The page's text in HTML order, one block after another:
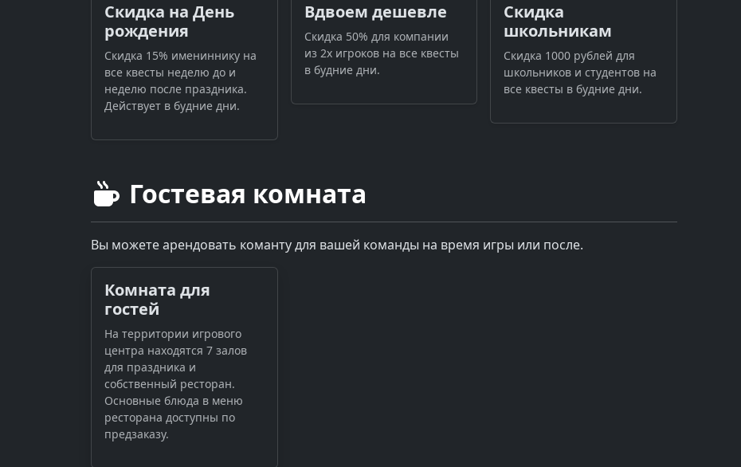
Скидка на День
рождения
Скидка 15% имениннику на
все квесты неделю до и
неделю после праздника.
Действует в будние дни.
Вдвоем дешевле
Скидка 50% для компании
из 2х игроков на все квесты
в будние дни.
Скидка
школьникам
Cкидка 1000 рублей для
школьников и студентов на
все квесты в будние дни.
Гостевая комната
Вы можете арендовать команту для вашей команды на время игры или после.
Комната для
гостей
На территории игрового
центра находятся 7 залов
для праздника и
собственный ресторан.
Основные блюда в меню
ресторана доступны по
предзаказу.